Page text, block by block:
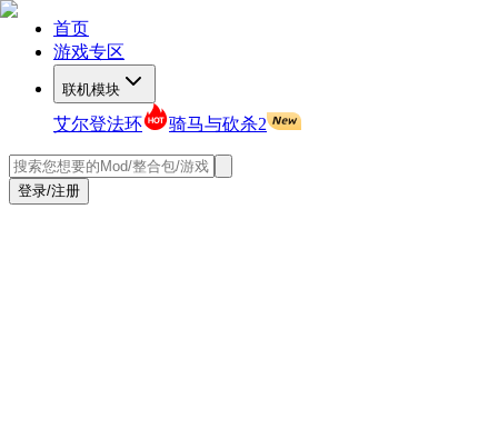
首页
游戏专区
联机模块
艾尔登法环 骑马与砍杀2
登录/注册